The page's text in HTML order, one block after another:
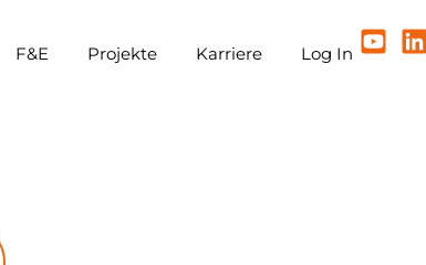
F&E Projekte Karriere Log In